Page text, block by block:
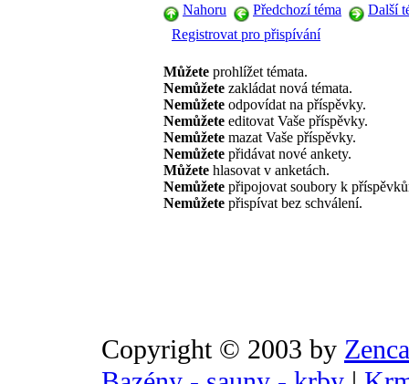
Nahoru Předchozí téma
Další
Registrovat pro přispívání
Můžete prohlížet témata.
Nemůžete zakládat nová témata.
Nemůžete odpovídat na příspěvky.
Nemůžete editovat Vaše příspěvky.
Nemůžete mazat Vaše příspěvky.
Nemůžete přidávat nové ankety.
Můžete hlasovat v anketách.
Nemůžete připojovat soubory k
Nemůžete přispívat bez schválení.
Copyright © 2003 by